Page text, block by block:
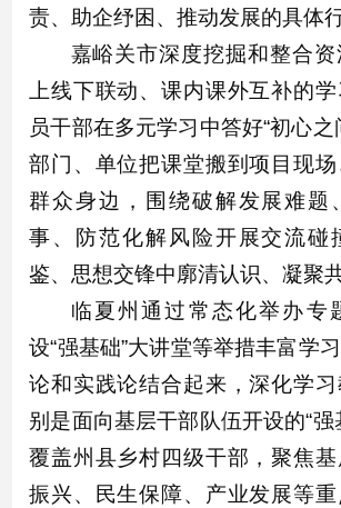
责、助企纾困、推动发展的具体行
嘉峪关市深度挖掘和整合
上线下联动、课内课外互补的
员干部在多元学习中答好“初心之
部门、单位把课堂搬到项目现场
群众身边，围绕破解发展难题
事、防范化解风险开展交流碰
鉴、思想交锋中廓清认识、凝聚共
临夏州通过常态化举办专
设“强基础”大讲堂等举措丰富学
论和实践论结合起来，深化学
别是面向基层干部队伍开设的“强
覆盖州县乡村四级干部，聚焦
振兴、民生保障、产业发展等